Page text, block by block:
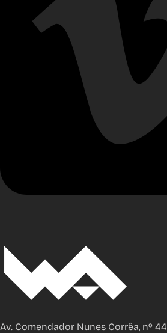
Av. Comendador Nunes Corrêa, nº 44